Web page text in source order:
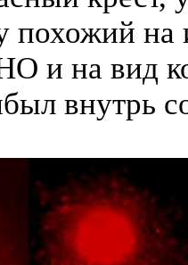
похожий
и на вид
внутрь